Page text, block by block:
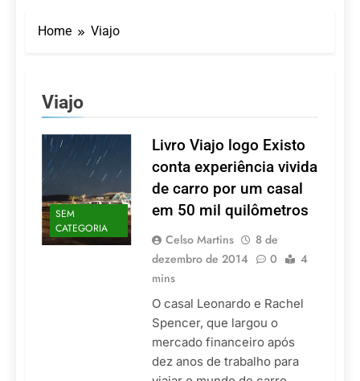
Balanger assume
comando do Wyndham
São Paulo Ibirapuera
5 De Agosto De 2026
LATAM anuncia 42
rotas na primeira fase
de operação do
Embraer 195-E2
5 De Agosto De 2026
Azul retoma voos
Alegre e Montevidéu
em dezembro
Home Viajo
Viajo
SEM
CATEGORIA
Livro Viajo logo Existo
conta experiência vivida
de carro por um casal
em 50 mil quilômetros
Celso Martins
8 de
dezembro de 2014
0
4
mins
O casal Leonardo e Rachel
Spencer, que largou o
mercado financeiro após
dez anos de trabalho para